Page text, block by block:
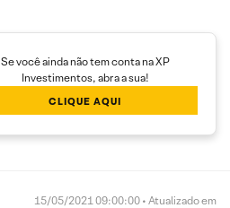
Se você ainda não tem conta na XP
Investimentos, abra a sua!
CLIQUE AQUI
15/05/2021 09:00:00 • Atualizado em